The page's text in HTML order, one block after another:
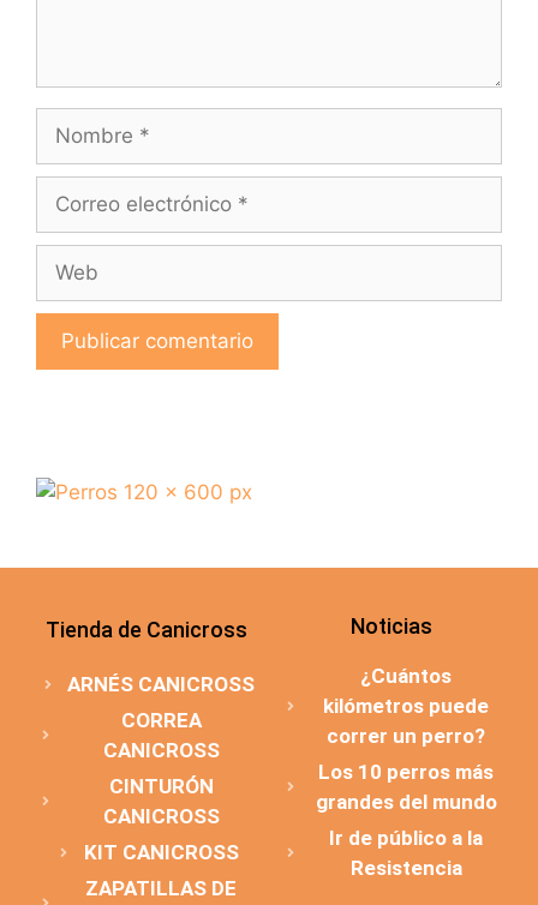
Tienda de Canicross
ARNÉS CANICROSS
CORREA
CANICROSS
CINTURÓN
CANICROSS
KIT CANICROSS
ZAPATILLAS DE
Noticias
¿Cuántos
kilómetros puede
correr un perro?
Los 10 perros más
grandes del mundo
Ir de público a la
Resistencia